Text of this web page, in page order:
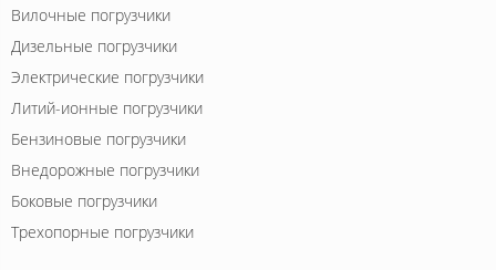
Вилочные погрузчики
Дизельные погрузчики
Электрические погрузчики
Литий-ионные погрузчики
Бензиновые погрузчики
Внедорожные погрузчики
Боковые погрузчики
Трехопорные погрузчики